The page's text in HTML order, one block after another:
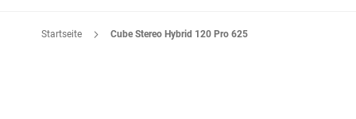
Startseite Cube Stereo Hybrid 120 Pro 625